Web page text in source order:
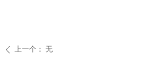
ꄴ 上一个： 无